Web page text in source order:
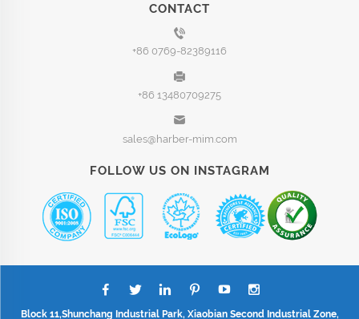
CONTACT
+86 0769-82389116
+86 13480709275
sales@harber-mim.com
FOLLOW US ON INSTAGRAM
Block 11,Shunchang Industrial Park, Xiaobian Second Industrial Zone,